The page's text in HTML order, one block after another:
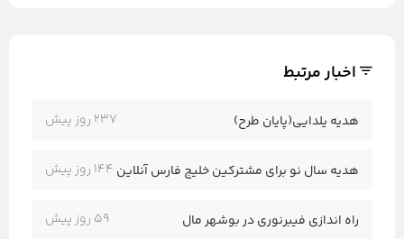
اخبار مرتبط
هدیه یلدایی(پایان طرح) 237 روز پیش
هدیه سال نو برای مشترکین خلیج فارس آنلاین 144 روز پیش
راه اندازی فیبرنوری در بوشهر مال 59 روز پیش